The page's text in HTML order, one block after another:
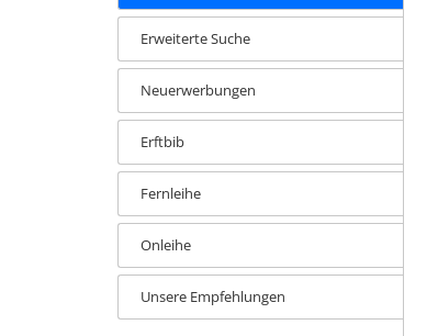
Erweiterte Suche
Neuerwerbungen
Erftbib
Fernleihe
Onleihe
Unsere Empfehlungen